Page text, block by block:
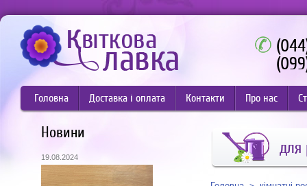
Головна Доставка і оплата Контакти Про нас
Новини
19.08.2024
для